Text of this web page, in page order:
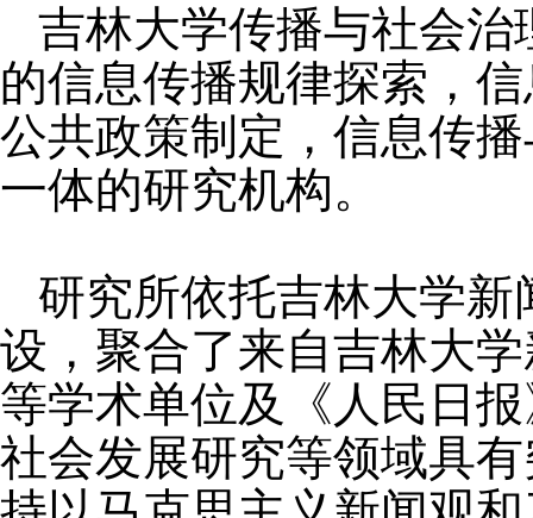
吉林大学传播与社会治
的信息传播规律探索，
公共政策制定，信息传
一体的研究机构。
研究所依托吉林大学
设，聚合了来自吉林大
等学术单位及《人民日
社会发展研究等领域具